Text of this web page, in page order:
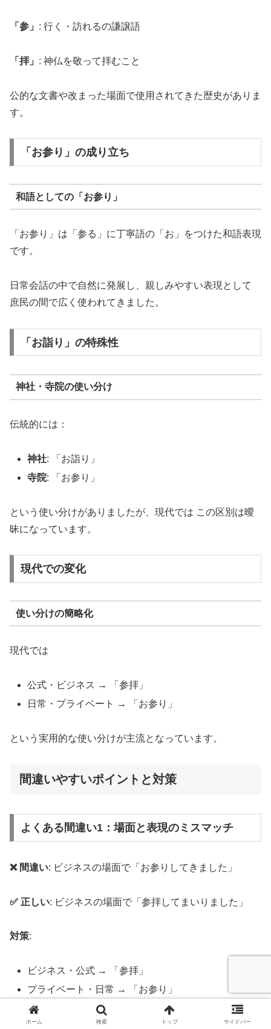
「参」 : 行く・訪れるの謙譲語
「拝」 : 神仏を敬って拝むこと
公的な文書や改まった場面で使用されてきた歴史がありま
す。
「お参り」の成り立ち
和語としての「お参り」
「お参り」は「参る」に丁寧語の「お」をつけた和語表現
です。
日常会話の中で自然に発展し、親しみやすい表現として
庶民の間で広く使われてきました。
「お詣り」の特殊性
神社・寺院の使い分け
伝統的には：
神社: 「お詣り」
寺院: 「お参り」
という使い分けがありましたが、現代では この区別は曖
昧になっています。
現代での変化
使い分けの簡略化
現代では
公式・ビジネス → 「参拝」
日常・プライベート → 「お参り」
という実用的な使い分けが主流となっています。
間違いやすいポイントと対策
よくある間違い1：場面と表現のミスマッチ
❌ 間違い: ビジネスの場面で「お参りしてきました」
✅ 正しい: ビジネスの場面で「参拝してまいりました」
対策:
ビジネス・公式 → 「参拝」
プライベート・日常 → 「お参り」
ホーム 検索 トップ サイドバー